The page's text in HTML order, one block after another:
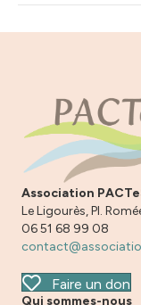
Association
Le Ligourès, Pl.
06 51 68 99 08
Faire un don
Qui sommes-nous